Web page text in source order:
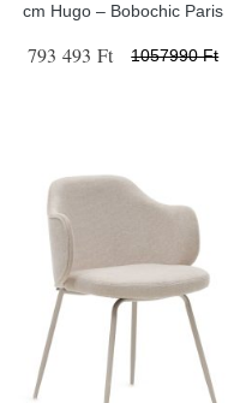
cm Hugo – Bobochic Paris
793 493 Ft 1057990 Ft